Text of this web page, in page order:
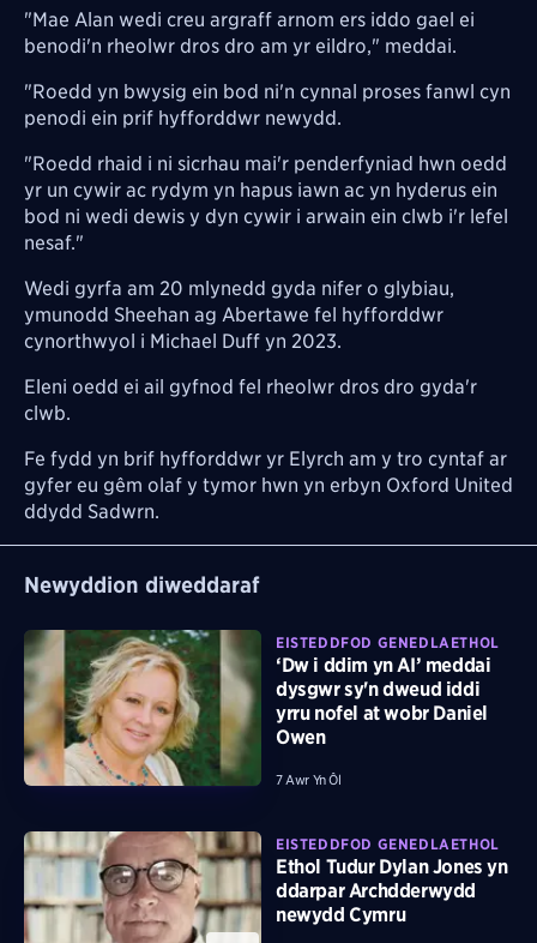
"Mae Alan wedi creu argraff arnom ers iddo gael ei
benodi'n rheolwr dros dro am yr eildro," meddai.
"Roedd yn bwysig ein bod ni'n cynnal proses fanwl cyn
penodi ein prif hyfforddwr newydd.
"Roedd rhaid i ni sicrhau mai'r penderfyniad hwn oedd
yr un cywir ac rydym yn hapus iawn ac yn hyderus ein
bod ni wedi dewis y dyn cywir i arwain ein clwb i'r lefel
nesaf."
Wedi gyrfa am 20 mlynedd gyda nifer o glybiau,
ymunodd Sheehan ag Abertawe fel hyfforddwr
cynorthwyol i Michael Duff yn 2023.
Eleni oedd ei ail gyfnod fel rheolwr dros dro gyda'r
clwb.
Fe fydd yn brif hyfforddwr yr Elyrch am y tro cyntaf ar
gyfer eu gêm olaf y tymor hwn yn erbyn Oxford United
ddydd Sadwrn.
Newyddion diweddaraf
EISTEDDFOD GENEDLAETHOL
‘Dw i ddim yn AI’ meddai
dysgwr sy'n dweud iddi
yrru nofel at wobr Daniel
Owen
7 Awr Yn Ôl
EISTEDDFOD GENEDLAETHOL
Ethol Tudur Dylan Jones yn
ddarpar Archdderwydd
newydd Cymru